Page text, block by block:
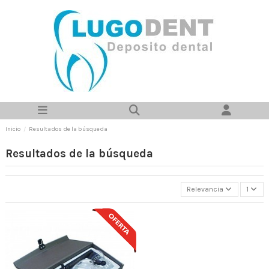
Inicio Resultados de la búsqueda
Resultados de la búsqueda
Relevancia 1